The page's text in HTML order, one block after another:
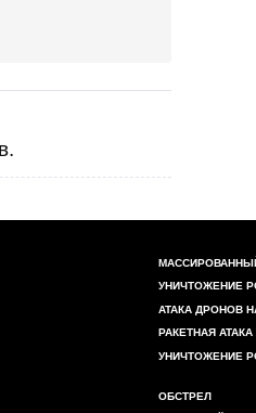
УНИЧТОЖЕНИЕ
АТАКА ДРОНОВ
РАКЕТНАЯ
УНИЧТОЖЕНИЕ
ОБСТРЕЛ